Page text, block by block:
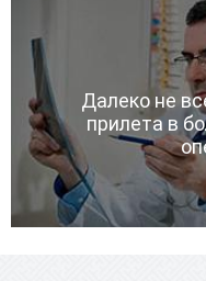
Далеко не
прилета в